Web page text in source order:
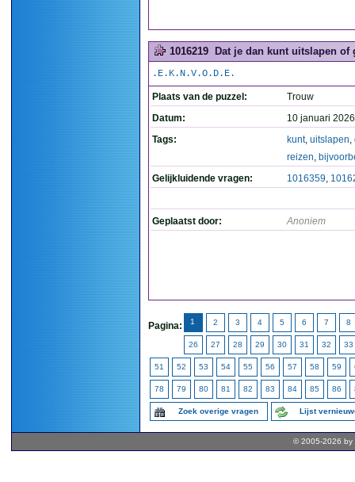
1016219 Dat je dan kunt uitslapen
.E.K.N.V.O.D.E.
Plaats van de puzzel:
Trouw
Datum:
10 januari
Tags:
kunt, uitslapen,
reizen,
Gelijkluidende vragen:
1016359,
Geplaatst door: Anoniem
Pagina: 1 2 3 4 5 6 7 8
26 27 28 29 30 31 32 33
51 52 53 54 55 56 57 58 59
78 79 80 81 82 83 84 85 86
Zoek overige vragen Lijst
© 2005-2026 by